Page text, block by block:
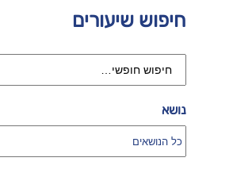
חיפוש שיעורים
נושא